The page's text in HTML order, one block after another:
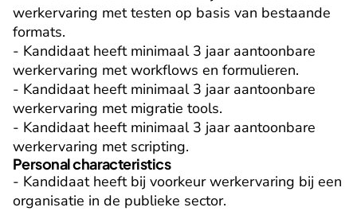
werkervaring met testen op basis van bestaande
formats.
- Kandidaat heeft minimaal 3 jaar aantoonbare
werkervaring met workflows en formulieren.
- Kandidaat heeft minimaal 3 jaar aantoonbare
werkervaring met migratie tools.
- Kandidaat heeft minimaal 3 jaar aantoonbare
werkervaring met scripting.
Personal characteristics
- Kandidaat heeft bij voorkeur werkervaring bij een
organisatie in de publieke sector.